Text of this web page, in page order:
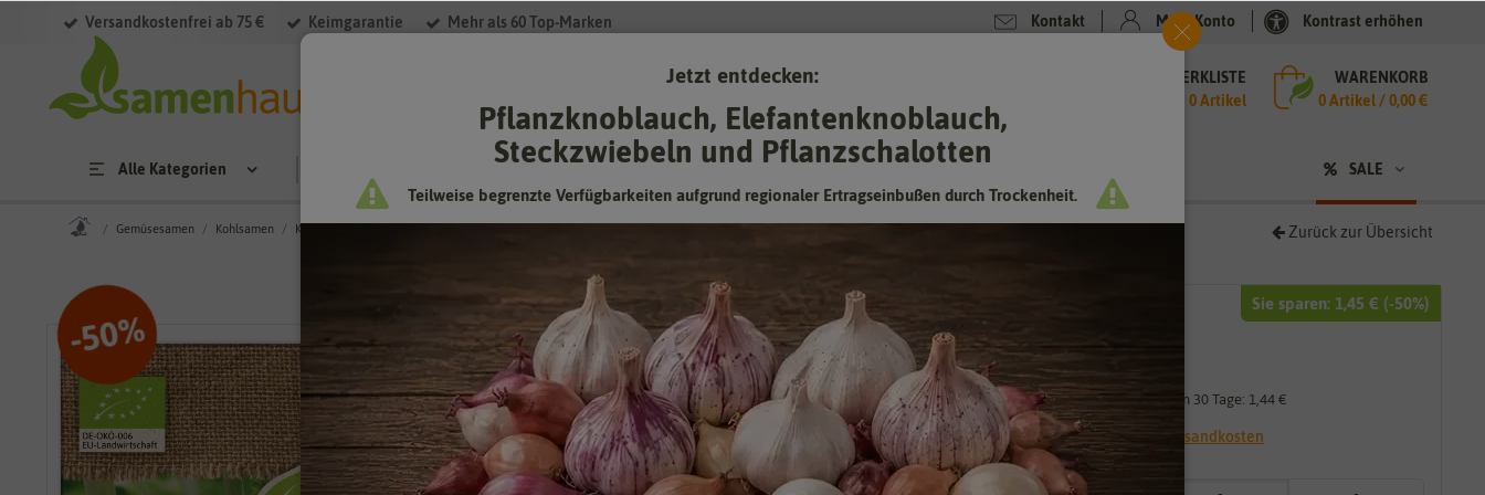
Versandkostenfrei ab 75 € Keimgarantie Mehr als 60 Top-Marken Kontakt Mein Konto Kontrast erhöhen
MERKLISTE
0 Artikel
WARENKORB
0Artikel /0,00 €
Alle Kategorien SALE
Gemüsesamen Kohlsamen Kohlrabisamen Zurück zur Übersicht
-50%
Sie sparen: 1,45 € (-50%)
1,45 €
Niedrigster Preis der letzten 30 Tage: 1,44 €
* inkl. 7% MwSt. zzgl. Versandkosten
BIO Kohlrabi Superschmelz
Hersteller:
FLORTUS
Artikelnummer:
2000-0500
EAN:
4251535415463
Jetzt entdecken:
Pflanzknoblauch, Elefantenknoblauch,
Steckzwiebeln und Pflanzschalotten
Teilweise begrenzte Verfügbarkeiten aufgrund regionaler Ertragseinbußen durch Trockenheit.